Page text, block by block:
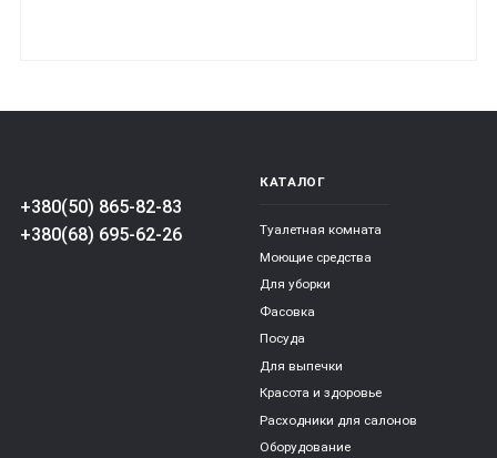
+380(50) 865-82-83
+380(68) 695-62-26
КАТАЛОГ
Туалетная комната
Моющие средства
Для уборки
Фасовка
Посуда
Для выпечки
Красота и здоровье
Расходники для салонов
Оборудование